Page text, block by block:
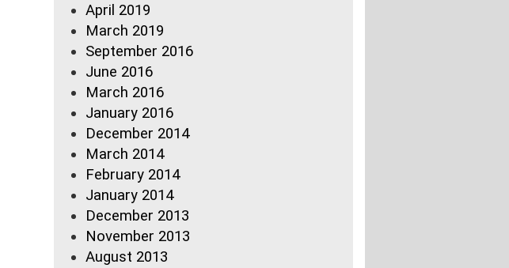
April 2019
March 2019
September 2016
June 2016
March 2016
January 2016
December 2014
March 2014
February 2014
January 2014
December 2013
November 2013
August 2013